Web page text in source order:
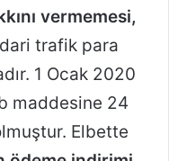
vermemesi,
trafik para
1 Ocak 2020
maddesine 24
Elbette